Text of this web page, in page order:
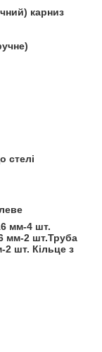
карниз
стелі
мм-4 шт.
мм-2 шт.Труба
2 шт. Кільце з